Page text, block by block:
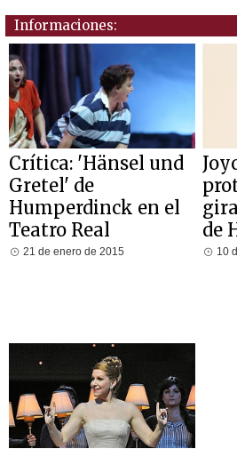
Informaciones:
Crítica: 'Hänsel und
Gretel' de
Humperdinck en el
Teatro Real
21 de enero de 2015
de
10